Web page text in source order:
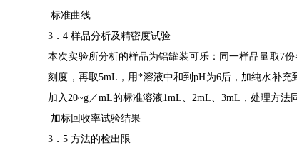
标准曲线
3 ．4样品分析及精密度试验
本次实验所分析的样品为铝罐装可乐：同一样品量取 7份
刻度，再取5mL ，用*溶液中和到pH为6后，加纯水补充
加入20~g／mL的标准溶液1mL、2mL、3mL ，处理方法
加标回收率试验结果
3 ．5方法的检出限